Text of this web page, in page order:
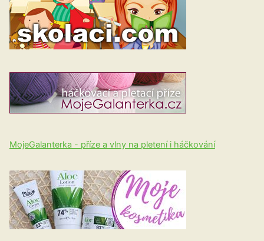
MojeGalanterka - příze a vlny na pletení i háčkování